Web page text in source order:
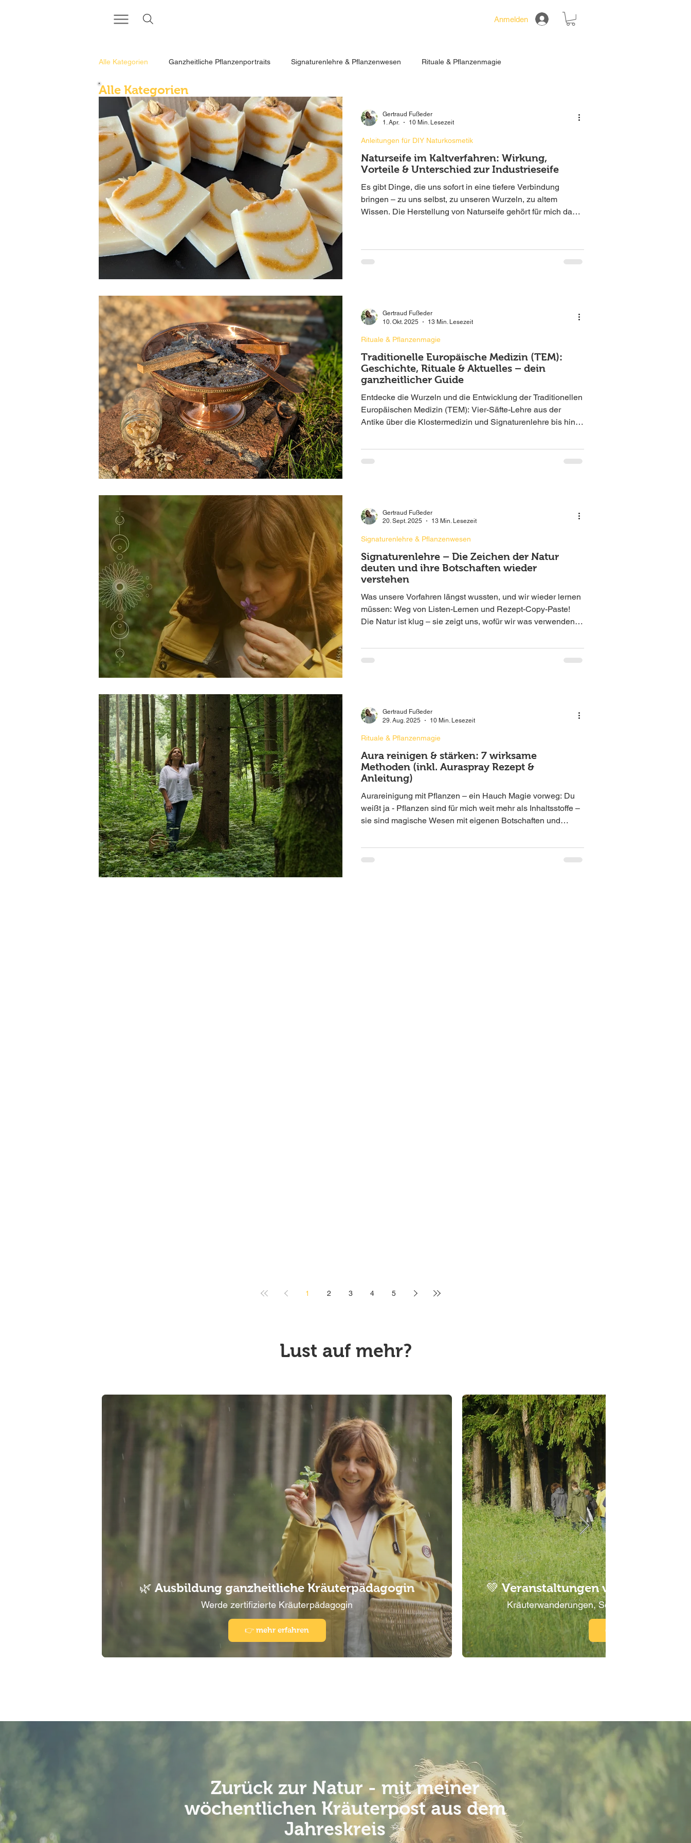
Anmelden
Alle Kategorien Ganzheitliche Pflanzenportraits Signaturenlehre & Pflanzenwesen Rituale & Pflanzenmagie
Rezepte für deine wilde Küche Rezepte für die Hausapotheke
Alle Kategorien
Naturseife im Kaltverfahren: Wirkung,
Vorteile & Unterschied zur Industrieseife
Es gibt Dinge, die uns sofort in eine tiefere Verbindung
bringen – zu uns selbst, zu unseren Wurzeln, zu altem
Wissen. Die Herstellung von Naturseife gehört für mich dazu.
künstlicher Produkte. Das stille Comeback der Naturseife
bringt uns zurück zu einem Gefühl von Echtheit und
Anleitungen für DIY Naturkosmetik
Gertraud Fußeder
1. Apr.
10 Min. Lesezeit
Traditionelle Europäische Medizin (TEM):
Geschichte, Rituale & Aktuelles – dein
ganzheitlicher Guide
Entdecke die Wurzeln und die Entwicklung der Traditionellen
Europäischen Medizin (TEM): Vier-Säfte-Lehre aus der
Antike über die Klostermedizin und Signaturenlehre bis hin
für heimische Räucher-Kräuter.
Rituale & Pflanzenmagie
Gertraud Fußeder
10. Okt. 2025
13 Min. Lesezeit
Signaturenlehre – Die Zeichen der Natur
deuten und ihre Botschaften wieder
verstehen
Was unsere Vorfahren längst wussten, und wir wieder lernen
müssen: Weg von Listen-Lernen und Rezept-Copy-Paste!
Die Natur ist klug – sie zeigt uns, wofür wir was verwenden
dein Urvertrauen – naturverbunden, selbstbestimmt, weiblich.
Signaturenlehre & Pflanzenwesen
Gertraud Fußeder
20. Sept. 2025
13 Min. Lesezeit
Aura reinigen & stärken: 7 wirksame
Methoden (inkl. Auraspray Rezept &
Anleitung)
Aurareinigung mit Pflanzen – ein Hauch Magie vorweg: Du
weißt ja - Pflanzen sind für mich weit mehr als Inhaltsstoffe –
sie sind magische Wesen mit eigenen Botschaften und
energetische Signatur besonders stark – als feiner Duft, der
dein Feld klärt, ordnet und stärkt. Dass Düfte so schnell
Rituale & Pflanzenmagie
Gertraud Fußeder
29. Aug. 2025
10 Min. Lesezeit
1 2 3 4 5
Lust auf mehr?
🌿 Ausbildung ganzheitliche Kräuterpädagogin
Werde zertifizierte Kräuterpädagogin
👉 mehr erfahren
💚 Veranstaltungen vor Ort in
Kräuterwanderungen, Seifenkurse,
👉 mehr erfahren
Zurück zur Natur - mit meiner
wöchentlichen Kräuterpost aus dem
Jahreskreis ✨